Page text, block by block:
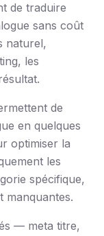
de traduire
sans coût
naturel,
les
de
en quelques
optimiser la
les
spécifique,
manquantes.
— meta titre,